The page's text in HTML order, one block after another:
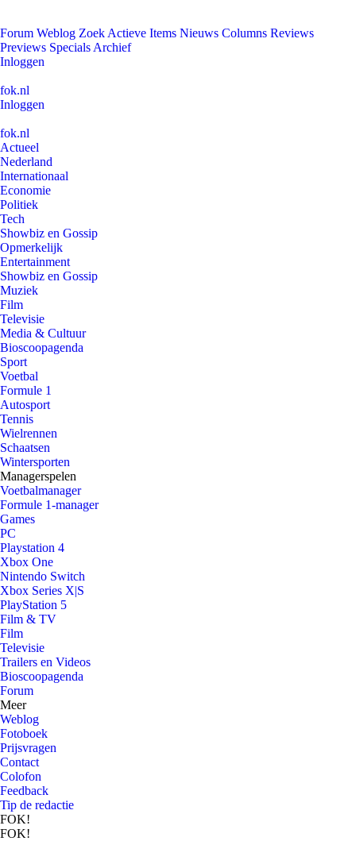
Forum Weblog Zoek Actieve Items Nieuws Columns Reviews
Previews Specials Archief
Inloggen
fok.nl
Inloggen
fok.nl
Actueel
Nederland
Internationaal
Economie
Politiek
Tech
Showbiz en Gossip
Opmerkelijk
Entertainment
Showbiz en Gossip
Muziek
Film
Televisie
Media & Cultuur
Bioscoopagenda
Sport
Voetbal
Formule 1
Autosport
Tennis
Wielrennen
Schaatsen
Wintersporten
Managerspelen
Voetbalmanager
Formule 1-manager
Games
PC
Playstation 4
Xbox One
Nintendo Switch
Xbox Series X|S
PlayStation 5
Film & TV
Film
Televisie
Trailers en Videos
Bioscoopagenda
Forum
Meer
Weblog
Fotoboek
Prijsvragen
Contact
Colofon
Feedback
Tip de redactie
FOK!
FOK!